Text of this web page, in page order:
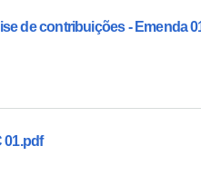
de contribuições - Emenda
01.pdf